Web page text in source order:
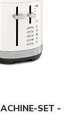
SET -